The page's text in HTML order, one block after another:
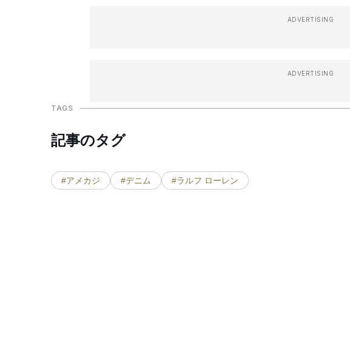
ADVERTISING
ADVERTISING
TAGS
記事のタグ
#アメカジ #デニム #ラルフ ローレン